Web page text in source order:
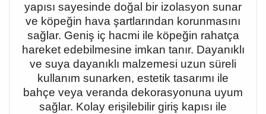
yapısı sayesinde doğal bir izolasyon sunar
ve köpeğin hava şartlarından korunmasını
sağlar. Geniş iç hacmi ile köpeğin rahatça
hareket edebilmesine imkan tanır. Dayanıklı
ve suya dayanıklı malzemesi uzun süreli
kullanım sunarken, estetik tasarımı ile
bahçe veya veranda dekorasyonuna uyum
sağlar. Kolay erişilebilir giriş kapısı ile